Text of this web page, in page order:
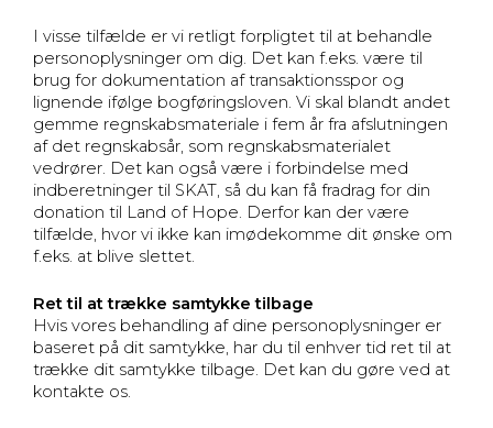
I visse tilfælde er vi retligt forpligtet til at behandle
personoplysninger om dig. Det kan f.eks. være til
brug for dokumentation af transaktionsspor og
lignende ifølge bogføringsloven. Vi skal blandt andet
gemme regnskabsmateriale i fem år fra afslutningen
af det regnskabsår, som regnskabsmaterialet
vedrører. Det kan også være i forbindelse med
indberetninger til SKAT, så du kan få fradrag for din
donation til Land of Hope. Derfor kan der være
tilfælde, hvor vi ikke kan imødekomme dit ønske om
f.eks. at blive slettet.
Ret til at trække samtykke tilbage
Hvis vores behandling af dine personoplysninger er
baseret på dit samtykke, har du til enhver tid ret til at
trække dit samtykke tilbage. Det kan du gøre ved at
kontakte os.